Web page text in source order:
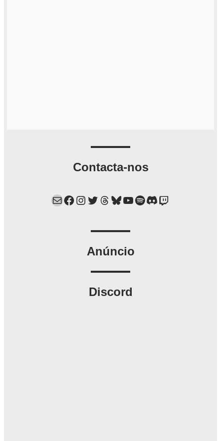
Contacta-nos
Mail Facebook Instagram Twitter Threads Bluesky YouTube Spotify Discord Twitch
Anúncio
Discord